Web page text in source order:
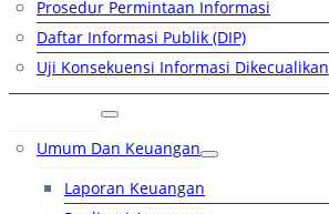
Prosedur Permintaan Informasi
Daftar Informasi Publik (DIP)
Uji Konsekuensi Informasi Dikecualikan
Umum Dan Keuangan
Laporan Keuangan